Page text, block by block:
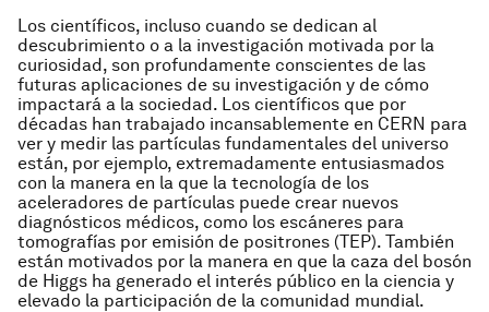
Los científicos, incluso cuando se dedican al
descubrimiento o a la investigación motivada por la
curiosidad, son profundamente conscientes de las
futuras aplicaciones de su investigación y de cómo
impactará a la sociedad. Los científicos que por
décadas han trabajado incansablemente en CERN para
ver y medir las partículas fundamentales del universo
están, por ejemplo, extremadamente entusiasmados
con la manera en la que la tecnología de los
aceleradores de partículas puede crear nuevos
diagnósticos médicos, como los escáneres para
tomografías por emisión de positrones (TEP). También
están motivados por la manera en que la caza del bosón
de Higgs ha generado el interés público en la ciencia y
elevado la participación de la comunidad mundial.